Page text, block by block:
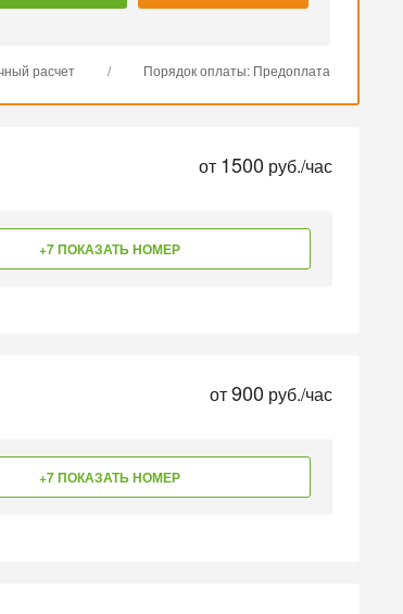
расчет / Порядок оплаты: Предоплата
от 1500 руб./час
+7 ПОКАЗАТЬ НОМЕР
от900 руб./час
+7 ПОКАЗАТЬ НОМЕР